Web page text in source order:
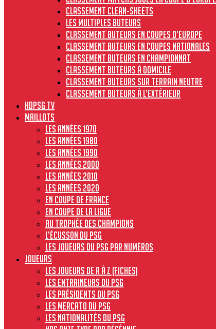
Classement clean-sheets
Les multiples buteurs
Classement buteurs en coupes d’Europe
Classement buteurs en coupes nationales
Classement buteurs en championnat
Classement buteurs à domicile
Classement buteurs sur terrain neutre
Classement buteurs à l’extérieur
HdPSG TV
MAILLOTS
Les années 1970
Les années 1980
Les années 1990
Les années 2000
Les années 2010
Les années 2020
En Coupe de France
En Coupe de la Ligue
Au Trophée des Champions
L’écusson du PSG
Les joueurs du PSG par numéros
JOUEURS
Les joueurs de A à Z (fiches)
Les entraineurs du PSG
Les présidents du PSG
Les Mercato du PSG
Les nationalités du PSG